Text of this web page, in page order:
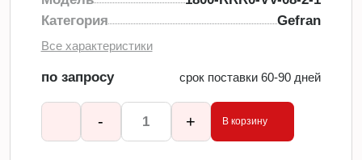
Категория
Gefran
Все характеристики
по запросу срок поставки 60-90 дней
- + В корзину